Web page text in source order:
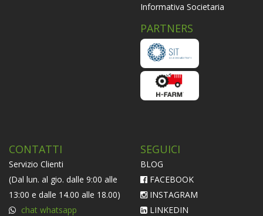
Informativa Societaria
PARTNERS
CONTATTI
Servizio Clienti
(Dal lun. al gio. dalle 9:00 alle
13:00 e dalle 14.00 alle 18.00)
chat whatsapp
SEGUICI
BLOG
FACEBOOK
INSTAGRAM
LINKEDIN